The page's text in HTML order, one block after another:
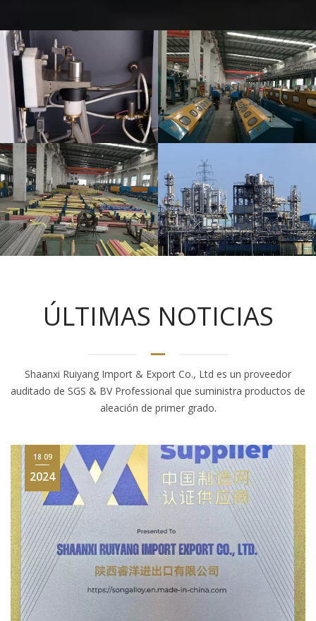
Prueba de
inspección PMI
TALLER DE
PRODUCCIÓN
Fotos de embalaje
Diagrama de
aplicación
ÚLTIMAS NOTICIAS
Shaanxi Ruiyang Import & Export Co., Ltd es un proveedor
auditado de SGS & BV Professional que suministra productos de
aleación de primer grado.
31 03
2023